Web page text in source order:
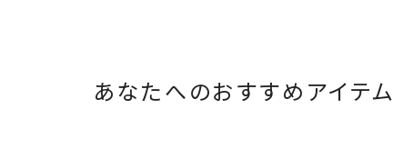
あなたへのおすすめアイテム